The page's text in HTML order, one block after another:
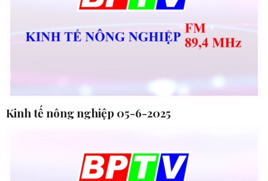
Kinh tế nông nghiệp 05-6-2025